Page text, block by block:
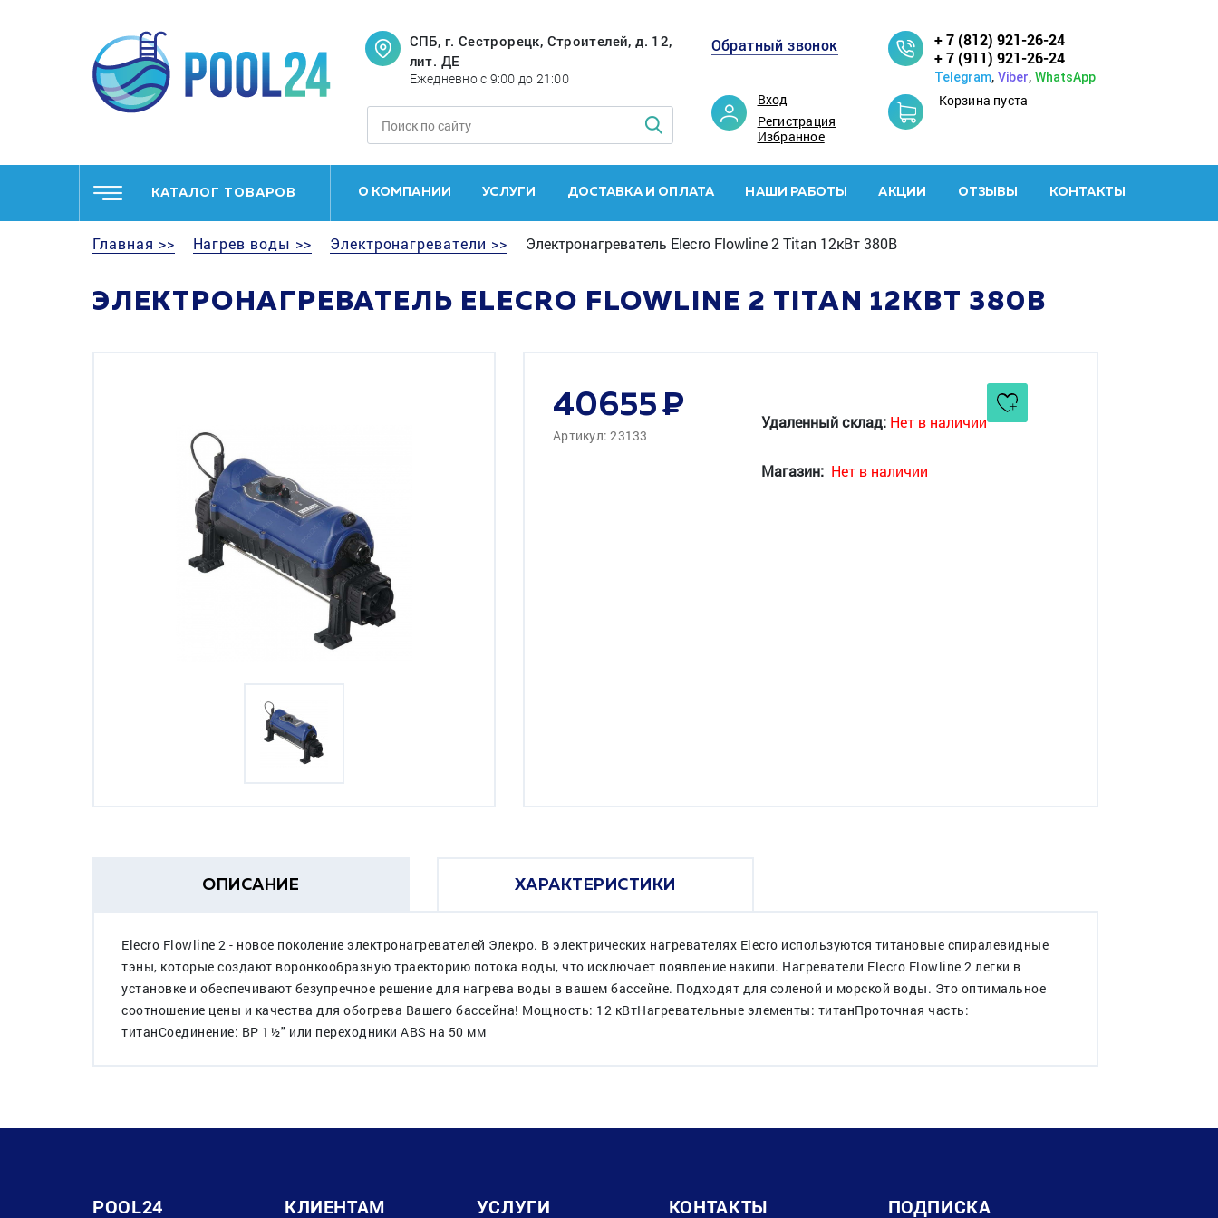
СПБ, г. Сестрорецк, Строителей, д. 12,
лит. ДЕ
Ежедневно с 9:00 до 21:00
Обратный звонок
Вход
Регистрация
Избранное
+ 7 (812) 921-26-24
+ 7 (911) 921-26-24
Telegram, Viber, WhatsApp
Корзина пуста
КАТАЛОГ ТОВАРОВ О КОМПАНИИ УСЛУГИ ДОСТАВКА И ОПЛАТА НАШИ РАБОТЫ АКЦИИ ОТЗЫВЫ КОНТАКТЫ
Главная >> Нагрев воды >> Электронагреватели >> Электронагреватель Elecro Flowline 2 Titan 12кВт 380В
ЭЛЕКТРОНАГРЕВАТЕЛЬ ELECRO FLOWLINE 2 TITAN 12КВТ 380В
40655
Артикул: 23133
Удаленный склад: Нет в наличии
Магазин: Нет в наличии
ОПИСАНИЕ ХАРАКТЕРИСТИКИ
Elecro Flowline 2 - новое поколение электронагревателей Элекро. В электрических нагревателях Elecro используются титановые спиралевидные
тэны, которые создают воронкообразную траекторию потока воды, что исключает появление накипи. Нагреватели Elecro Flowline 2 легки в
установке и обеспечивают безупречное решение для нагрева воды в вашем бассейне. Подходят для соленой и морской воды. Это оптимальное
соотношение цены и качества для обогрева Вашего бассейна! Мощность: 12 кВтНагревательные элементы: титанПроточная часть:
титанСоединение: ВР 1½" или переходники ABS на 50 мм
POOL24 КЛИЕНТАМ УСЛУГИ КОНТАКТЫ ПОДПИСКА